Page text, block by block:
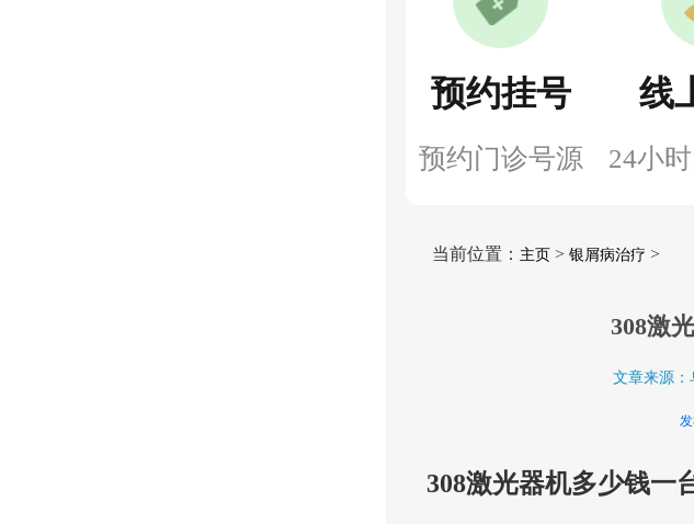
预约挂号
预约门诊号源
线
24小
当前位置： 主页> 银屑病治疗 >
308激
文章来源：
308激光器机多少钱一